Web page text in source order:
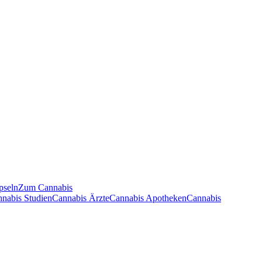
Zum Cannabis
StudienCannabis ÄrzteCannabis ApothekenCannabis